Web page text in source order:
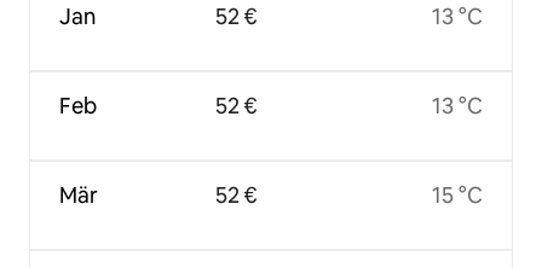
Jan
Feb
Mär
52 €
52 €
52 €
13 °C
13 °C
15 °C